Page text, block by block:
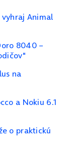
Animal
8040 –
na
a Nokiu 6.1
o praktickú